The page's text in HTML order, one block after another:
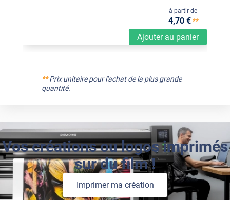
Ajouter au panier
à partir de
4,70 €**
**Prix unitaire pour l'achat de la plus grande
quantité.
Vos créations ou logos imprimés
sur du film !
Imprimer ma création